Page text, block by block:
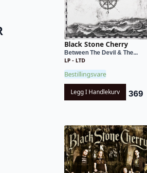
Black Stone Cherry
Between The Devil & The...
LP - LTD
Bestillingsvare
Legg I Handlekurv 369